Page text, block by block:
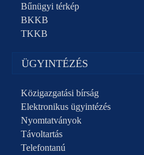
Bűnügyi térkép
BKKB
TKKB
ÜGYINTÉZÉS
Közigazgatási bírság
Elektronikus ügyintézés
Nyomtatványok
Távoltartás
Telefontanú